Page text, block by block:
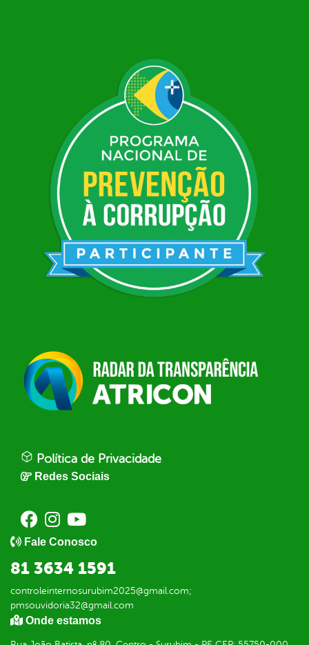
Política de Privacidade
Redes Sociais
Fale Conosco
81 3634 1591
controleinternosurubim2025@gmail.com;
pmsouvidoria32@gmail.com
Onde estamos